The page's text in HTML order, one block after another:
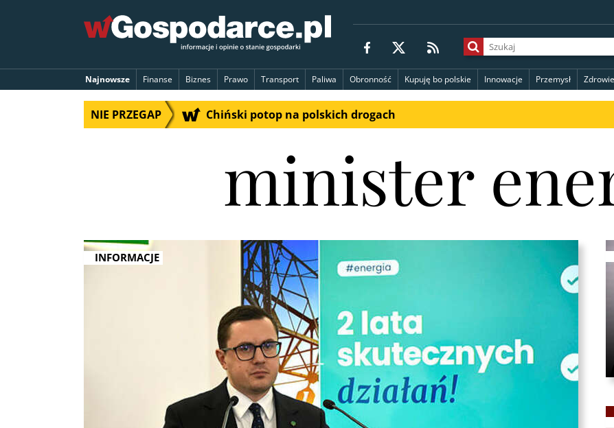
Najnowsze Finanse Biznes Prawo Transport Paliwa Obronność Kupuję bo polskie Innowacje Przemysł Zdrowie
NIE PRZEGAP Chiński potop na polskich drogach
minister
INFORMACJE